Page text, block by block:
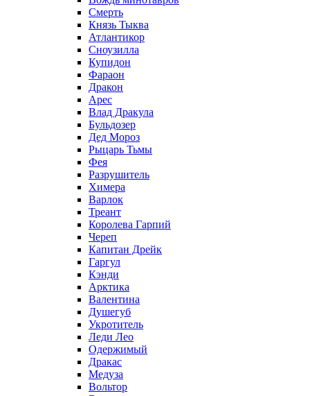
Смерть
Князь Тыква
Атлантикор
Сноузилла
Купидон
Фараон
Дракон
Арес
Влад Дракула
Бульдозер
Дед Мороз
Рыцарь Тьмы
Фея
Разрушитель
Химера
Варлок
Треант
Королева Гарпий
Череп
Капитан Дрейк
Гаргул
Кэнди
Арктика
Валентина
Душегуб
Укротитель
Леди Лео
Одержимый
Дракас
Медуза
Вольтор